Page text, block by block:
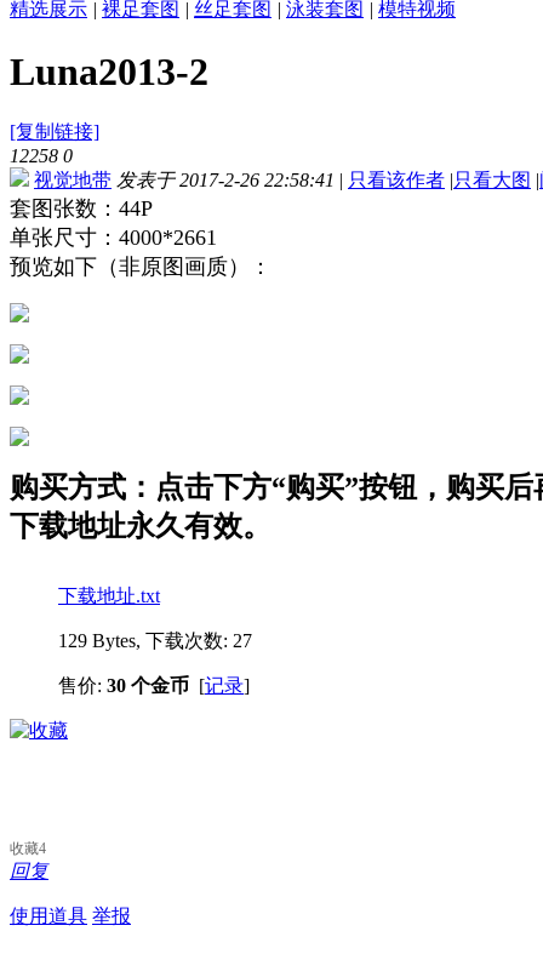
精选展示 | 裸足套图 | 丝足套图 | 泳装套图 | 模特视频
Luna2013-2
[复制链接]
12258 0
视觉地带 发表于 2017-2-26 22:58:41 | 只看该作者 |只看大图 |
套图张数：44P
单张尺寸：4000*2661
预览如下（非原图画质）：
购买方式：点击下方“购买”按钮，购买
下载地址永久有效。
下载地址.txt
129 Bytes, 下载次数: 27
售价: 30 个金币 [记录]
收藏4
回复
使用道具 举报